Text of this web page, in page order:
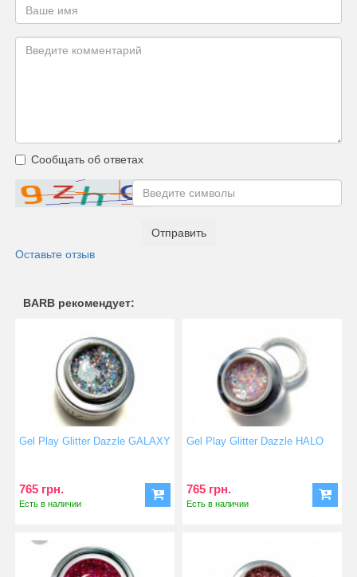
Сообщать об ответах
Отправить
Оставьте отзыв
BARB рекомендует:
Gel Play Glitter Dazzle GALAXY
765 грн.
Есть в наличии
Gel Play Glitter Dazzle HALO
765 грн.
Есть в наличии